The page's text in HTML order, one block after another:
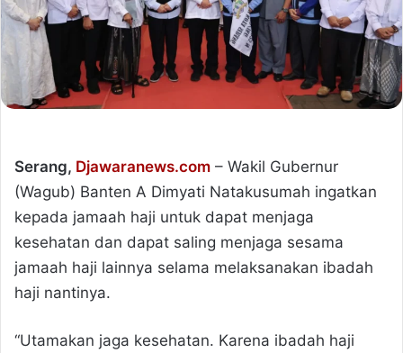
Serang, Djawaranews.com – Wakil Gubernur
(Wagub) Banten A Dimyati Natakusumah ingatkan
kepada jamaah haji untuk dapat menjaga
kesehatan dan dapat saling menjaga sesama
jamaah haji lainnya selama melaksanakan ibadah
haji nantinya.
“Utamakan jaga kesehatan. Karena ibadah haji